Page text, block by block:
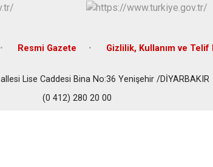
Resmi Gazete Gizlilik, Kullanım ve Telif
Lise Caddesi Bina No:36 Yenişehir /DİYARBAKIR
(0 412) 280 20 00